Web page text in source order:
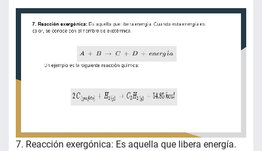
7. Reacción exergónica: Es aquella que libera energía.